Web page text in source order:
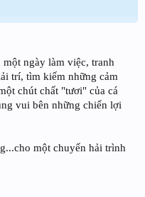
ngày làm việc, tranh
trí, tìm kiếm những cảm
chút chất "tươi" của cá
vui bên những chiến lợi
một chuyến hải trình